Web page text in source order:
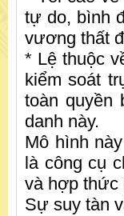
tự do, bình
vương thất
* Lệ thuộc
kiểm soát
toàn quyền
danh này.
Mô hình
là công cụ
và hợp thức
Sự suy tàn